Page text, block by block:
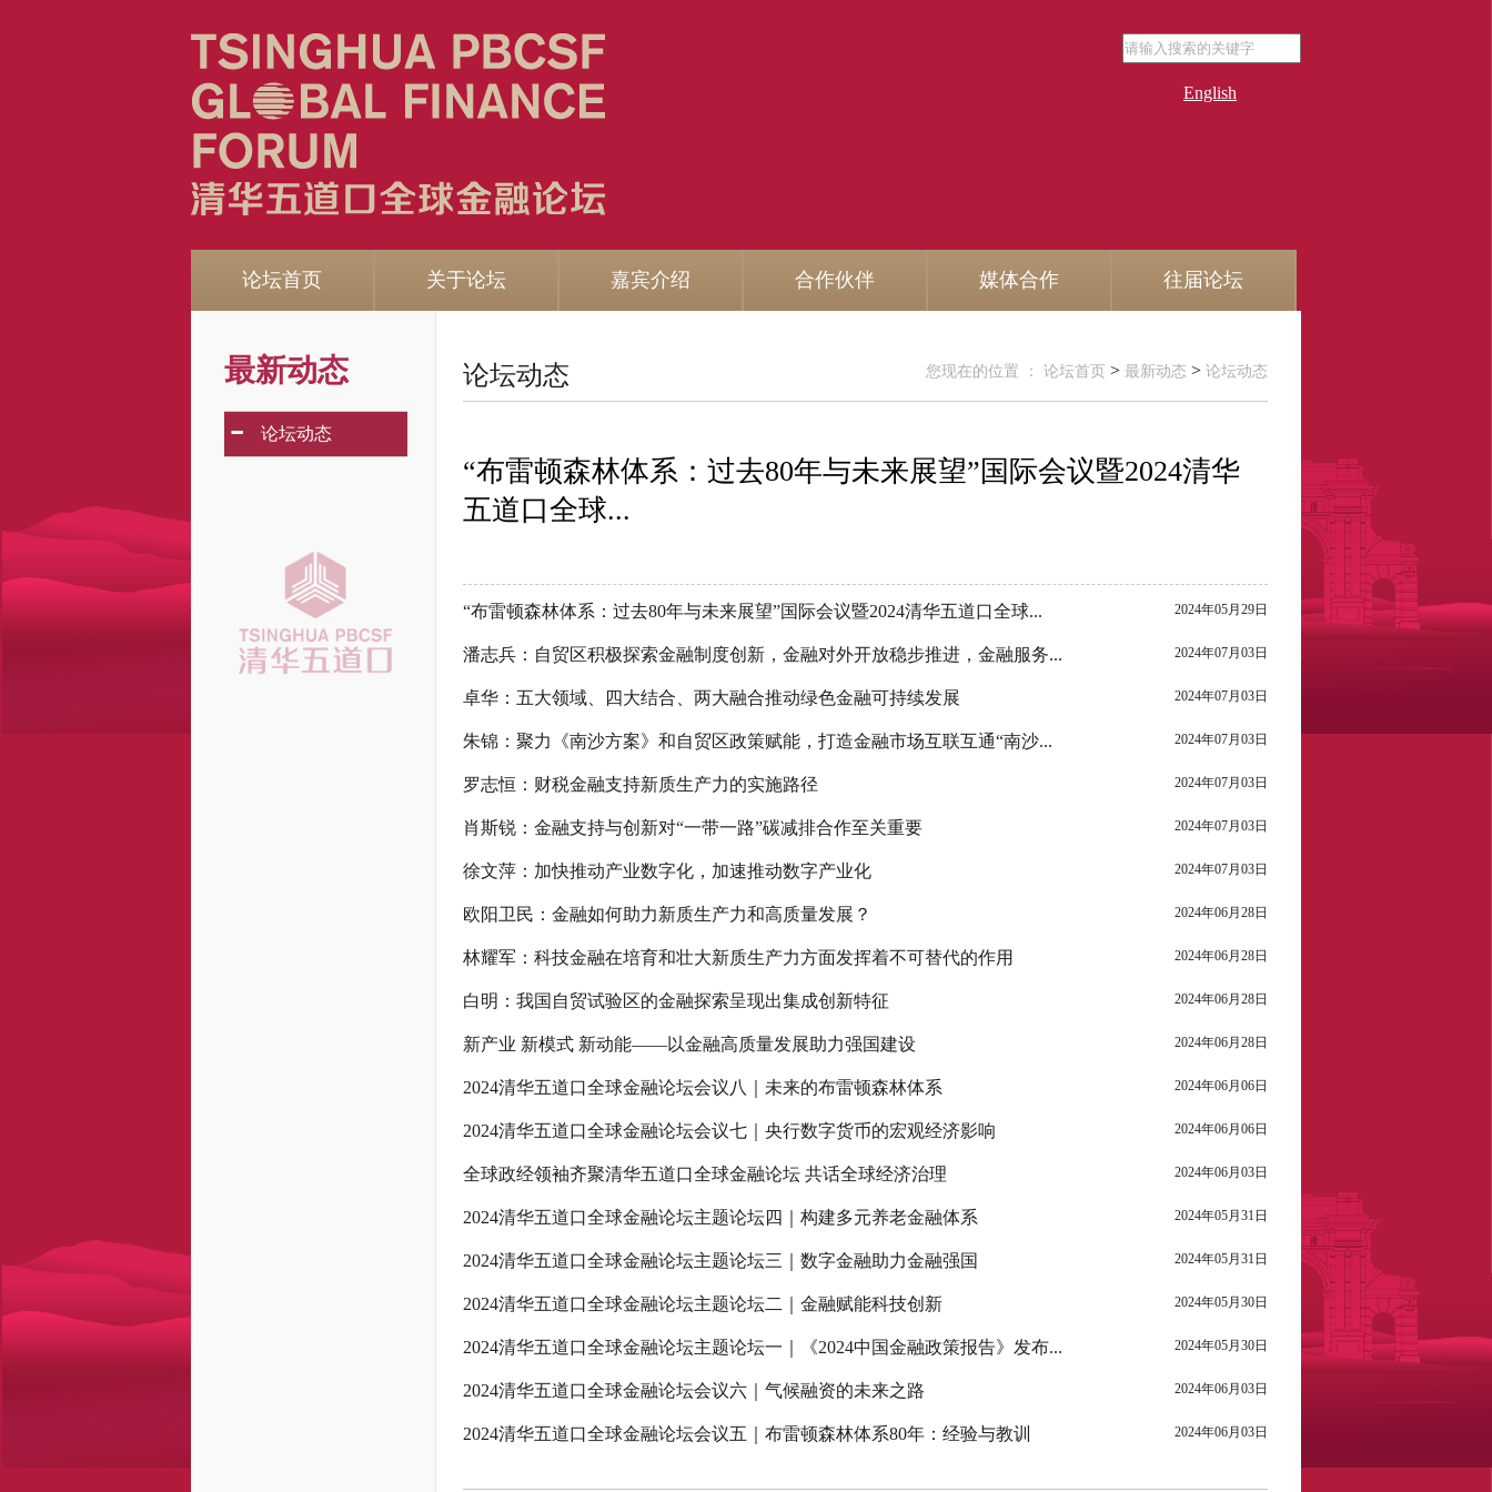
English
论坛首页 关于论坛 嘉宾介绍 合作伙伴 媒体合作 往届论坛
最新动态
- 论坛动态
论坛动态 您现在的位置 ： 论坛首页 > 最新动态 > 论坛动态
“布雷顿森林体系：过去80年与未来展望”国际会议暨2024清华
五道口全球...
“布雷顿森林体系：过去80年与未来展望”国际会议暨2024清华五道口全球... 2024年05月29日
潘志兵：自贸区积极探索金融制度创新，金融对外开放稳步推进，金融服务... 2024年07月03日
卓华：五大领域、四大结合、两大融合推动绿色金融可持续发展 2024年07月03日
朱锦：聚力《南沙方案》和自贸区政策赋能，打造金融市场互联互通“南沙... 2024年07月03日
罗志恒：财税金融支持新质生产力的实施路径 2024年07月03日
肖斯锐：金融支持与创新对“一带一路”碳减排合作至关重要 2024年07月03日
徐文萍：加快推动产业数字化，加速推动数字产业化 2024年07月03日
欧阳卫民：金融如何助力新质生产力和高质量发展？ 2024年06月28日
林耀军：科技金融在培育和壮大新质生产力方面发挥着不可替代的作用 2024年06月28日
白明：我国自贸试验区的金融探索呈现出集成创新特征 2024年06月28日
新产业 新模式 新动能——以金融高质量发展助力强国建设 2024年06月28日
2024清华五道口全球金融论坛会议八｜未来的布雷顿森林体系 2024年06月06日
2024清华五道口全球金融论坛会议七｜央行数字货币的宏观经济影响 2024年06月06日
全球政经领袖齐聚清华五道口全球金融论坛 共话全球经济治理 2024年06月03日
2024清华五道口全球金融论坛主题论坛四｜构建多元养老金融体系 2024年05月31日
2024清华五道口全球金融论坛主题论坛三｜数字金融助力金融强国 2024年05月31日
2024清华五道口全球金融论坛主题论坛二｜金融赋能科技创新 2024年05月30日
2024清华五道口全球金融论坛主题论坛一｜《2024中国金融政策报告》发布... 2024年05月30日
2024清华五道口全球金融论坛会议六｜气候融资的未来之路 2024年06月03日
2024清华五道口全球金融论坛会议五｜布雷顿森林体系80年：经验与教训 2024年06月03日